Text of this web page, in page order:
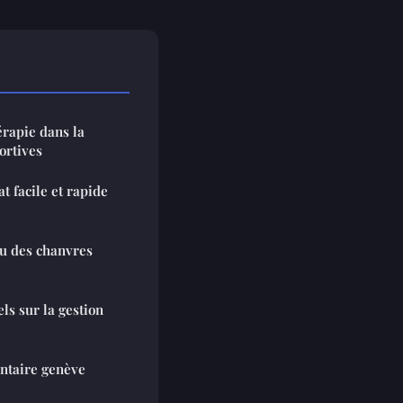
dans la
facile et rapide
des chanvres
sur la gestion
genève